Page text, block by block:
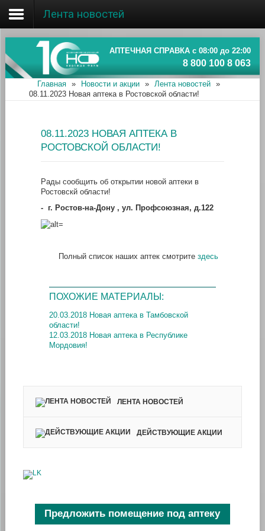
Главная
Об ассоциации
Наши аптеки
Информация
Лента новостей
АПТЕЧНАЯ СПРАВКА с 08:00 до 22:00
8 800 100 8 063
Главная » Новости и акции » Лента новостей
»
08.11.2023 Новая аптека в Ростовской области!
08.11.2023 НОВАЯ АПТЕКА В
РОСТОВСКОЙ ОБЛАСТИ!
Рады сообщить об открытии новой аптеки в
Ростовскй области!
- г. Ростов-на-Дону , ул. Профсоюзная, д.122
Полный список наших аптек смотрите здесь
ПОХОЖИЕ МАТЕРИАЛЫ:
20.03.2018 Новая аптека в Тамбовской
области!
12.03.2018 Новая аптека в Республике
Мордовия!
ЛЕНТА НОВОСТЕЙ
ДЕЙСТВУЮЩИЕ АКЦИИ
Предложить помещение под аптеку